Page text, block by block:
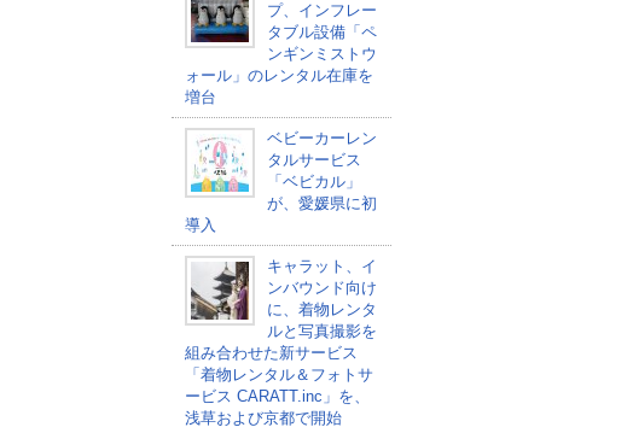
プ、インフレー
タブル設備「ペ
ンギンミストウ
ォール」のレンタル在庫を
増台
ベビーカーレン
タルサービス
「ベビカル」
が、愛媛県に初
導入
キャラット、イ
ンバウンド向け
に、着物レンタ
ルと写真撮影を
組み合わせた新サービス
「着物レンタル＆フォトサ
ービス CARATT.inc」を、
浅草および京都で開始